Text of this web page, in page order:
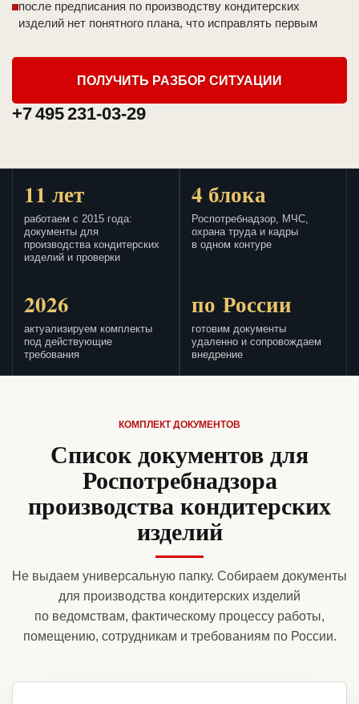
после предписания по производству кондитерских
изделий нет понятного плана, что исправлять первым
ПОЛУЧИТЬ РАЗБОР СИТУАЦИИ
+7 495 231-03-29
11 лет
работаем с 2015 года:
документы для
производства кондитерских
изделий и проверки
4 блока
Роспотребнадзор, МЧС,
охрана труда и кадры
в одном контуре
2026
актуализируем комплекты
под действующие
требования
по России
готовим документы
удаленно и сопровождаем
внедрение
КОМПЛЕКТ ДОКУМЕНТОВ
Список документов для
Роспотребнадзора
производства кондитерских
изделий
Не выдаем универсальную папку. Собираем документы
для производства кондитерских изделий
по ведомствам, фактическому процессу работы,
помещению, сотрудникам и требованиям по России.